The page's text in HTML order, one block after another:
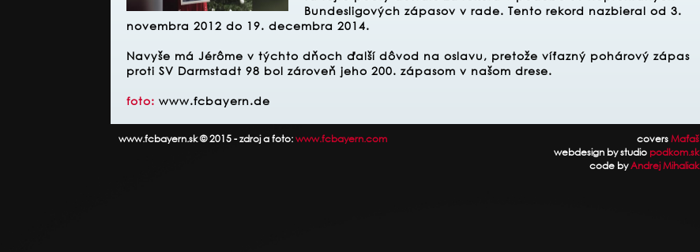
Bundesligových zápasov v rade. Tento rekord nazbieral od 3.
novembra 2012 do 19. decembra 2014.
Navyše má Jérôme v týchto dňoch ďalší dôvod na oslavu, pretože víťazný pohárový zápas
proti SV Darmstadt 98 bol zároveň jeho 200. zápasom v našom drese.
foto: www.fcbayern.de
www.fcbayern.sk © 2015 - zdroj a foto:www.fcbayern.com coversMaťaš
webdesign by studio podkom.sk
code byAndrej Mihaliak